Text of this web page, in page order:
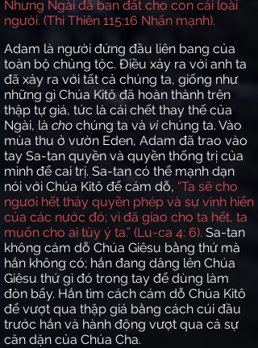
Nhưng Ngài đã ban đất cho con cái loài
người. (Thi Thiên 115:16 Nhấn mạnh).
Adam là người đứng đầu liên bang của
toàn bộ chủng tộc. Điều xảy ra với anh ta
đã xảy ra với tất cả chúng ta, giống như
những gì Chúa Kitô đã hoàn thành trên
thập tự giá, tức là cái chết thay thế của
Ngài, là cho chúng ta và vìchúng ta. Vào
mùa thu ở vườn Eden, Adam đã trao vào
tay Sa-tan quyền và quyền thống trị của
mình để cai trị. Sa-tan có thể mạnh dạn
nói với Chúa Kitô để cám dỗ, “Ta sẽ cho
ngươi hết thảy quyền phép và sự vinh hiển
của các nước đó; vì đã giao cho ta hết, ta
muốn cho ai tùy ý ta.” (Lu-ca 4: 6). Sa-tan
không cám dỗ Chúa Giêsu bằng thứ mà
hắn không có; hắn đang dâng lên Chúa
Giêsu thứ gì đó trong tay để dùng làm
đòn bẩy. Hắn tìm cách cám dỗ Chúa Kitô
để vượt qua thập giá bằng cách cúi đầu
trước hắn và hành động vượt qua cả sự
căn dặn của Chúa Cha.